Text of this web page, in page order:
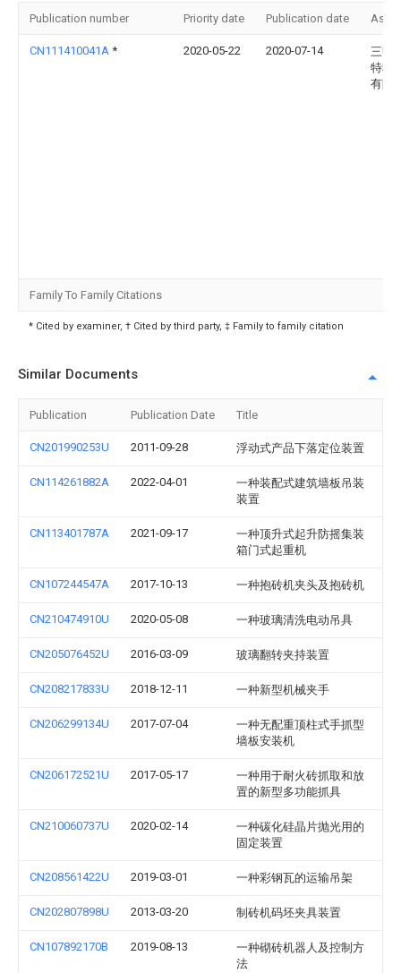
Publication number Priority date Publication date
CN111410041A * 2020-05-22 2020-07-14
三明
特种
有限
Family To Family Citations
* Cited by examiner, † Cited by third party, ‡ Family to family citation
Similar Documents
Publication Publication Date Title
CN201990253U 2011-09-28 浮动式产品下落定位装置
CN114261882A 2022-04-01
一种装配式建筑墙板吊装
装置
CN113401787A 2021-09-17
一种顶升式起升防摇集装
箱门式起重机
CN107244547A 2017-10-13 一种抱砖机夹头及抱砖机
CN210474910U 2020-05-08 一种玻璃清洗电动吊具
CN205076452U 2016-03-09 玻璃翻转夹持装置
CN208217833U 2018-12-11 一种新型机械夹手
CN206299134U 2017-07-04
一种无配重顶柱式手抓型
墙板安装机
CN206172521U 2017-05-17
一种用于耐火砖抓取和放
置的新型多功能抓具
CN210060737U 2020-02-14
一种碳化硅晶片抛光用的
固定装置
CN208561422U 2019-03-01 一种彩钢瓦的运输吊架
CN202807898U 2013-03-20 制砖机码坯夹具装置
CN107892170B 2019-08-13
一种砌砖机器人及控制方
法